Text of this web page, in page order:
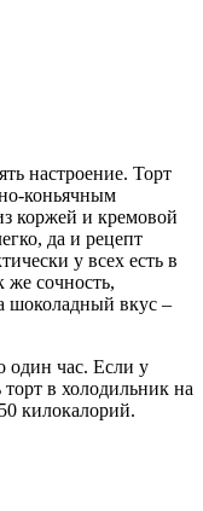
настроение. Торт
коньячным
коржей и кремовой
да и рецепт
у всех есть в
же сочность,
шоколадный вкус –
один час. Если у
в холодильник на
килокалорий.